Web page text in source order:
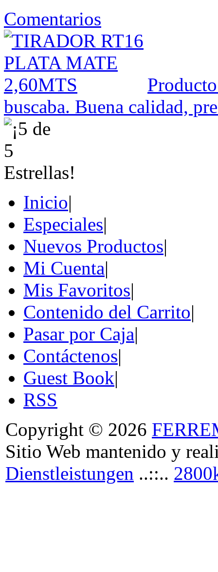
Comentarios
buscaba. Buena calidad,
Inicio|
Especiales|
Nuevos Productos|
Mi Cuenta|
Mis Favoritos|
Contenido del Carrito|
Pasar por Caja|
Contáctenos|
Guest Book|
RSS
Copyright © 2026
Sitio Web mantenido y
Dienstleistungen ..::..